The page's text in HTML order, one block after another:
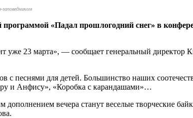
заповедником
«Падал прошлогодний снег» в
уже 23 марта», — сообщает генеральный директор
песнями для детей. Большинство наших
и Анфису», «Коробка с карандашами»…
вечера станут веселые творческие